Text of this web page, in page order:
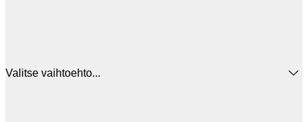
Valitse vaihtoehto...